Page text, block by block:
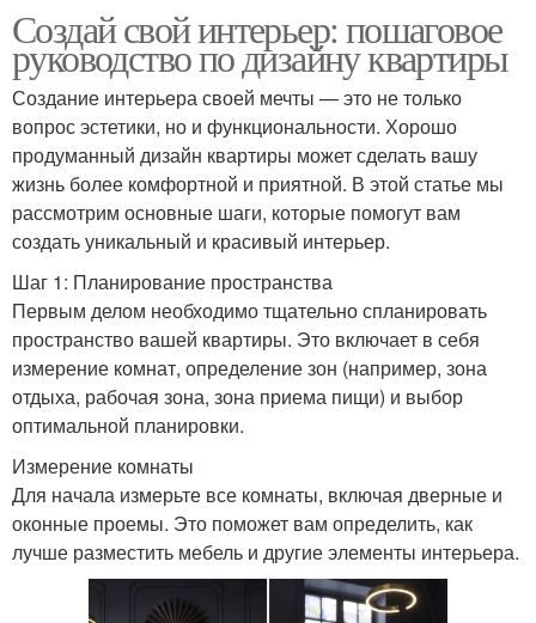
Создай свой интерьер: пошаговое
руководство по дизайну квартиры
Создание интерьера своей мечты — это не только
вопрос эстетики, но и функциональности. Хорошо
продуманный дизайн квартиры может сделать вашу
жизнь более комфортной и приятной. В этой статье мы
рассмотрим основные шаги, которые помогут вам
создать уникальный и красивый интерьер.
Шаг 1: Планирование пространства
Первым делом необходимо тщательно спланировать
пространство вашей квартиры. Это включает в себя
измерение комнат, определение зон (например, зона
отдыха, рабочая зона, зона приема пищи) и выбор
оптимальной планировки.
Измерение комнаты
Для начала измерьте все комнаты, включая дверные и
оконные проемы. Это поможет вам определить, как
лучше разместить мебель и другие элементы интерьера.